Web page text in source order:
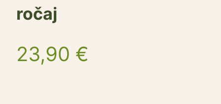
ročaj
23,90 €